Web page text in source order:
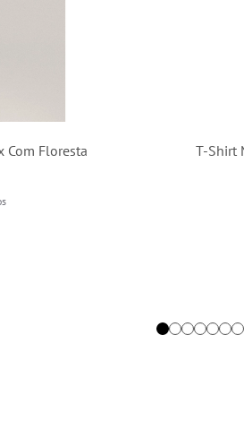
T-Shirt Marine Dock Basic Fit